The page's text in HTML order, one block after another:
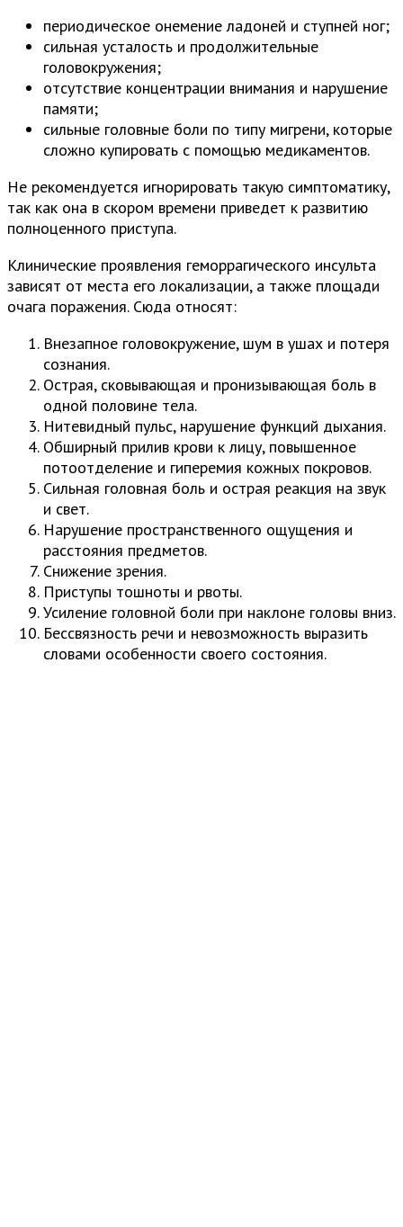
периодическое онемение ладоней и ступней ног;
сильная усталость и продолжительные
головокружения;
отсутствие концентрации внимания и нарушение
памяти;
сильные головные боли по типу мигрени, которые
сложно купировать с помощью медикаментов.
Не рекомендуется игнорировать такую симптоматику,
так как она в скором времени приведет к развитию
полноценного приступа.
Клинические проявления геморрагического инсульта
зависят от места его локализации, а также площади
очага поражения. Сюда относят:
Внезапное головокружение, шум в ушах и потеря
сознания.
Острая, сковывающая и пронизывающая боль в
одной половине тела.
Нитевидный пульс, нарушение функций дыхания.
Обширный прилив крови к лицу, повышенное
потоотделение и гиперемия кожных покровов.
Сильная головная боль и острая реакция на звук
и свет.
Нарушение пространственного ощущения и
расстояния предметов.
Снижение зрения.
Приступы тошноты и рвоты.
Усиление головной боли при наклоне головы вниз.
Бессвязность речи и невозможность выразить
словами особенности своего состояния.